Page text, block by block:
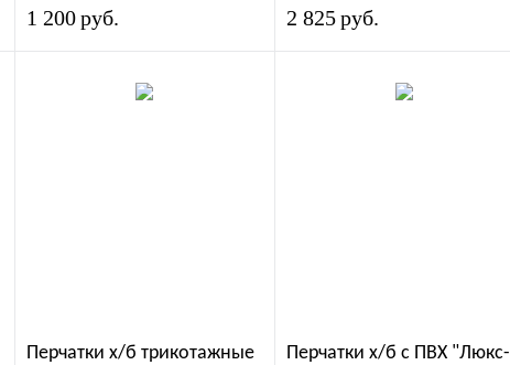
1 200руб. 2 825 руб.
Перчатки х/б трикотажные
Перчатки х/б с ПВХ "Люкс-